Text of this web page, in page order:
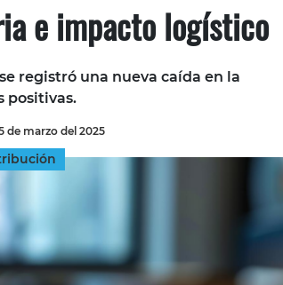
e impacto logístico
registró una nueva caída en la
positivas.
de marzo del 2025